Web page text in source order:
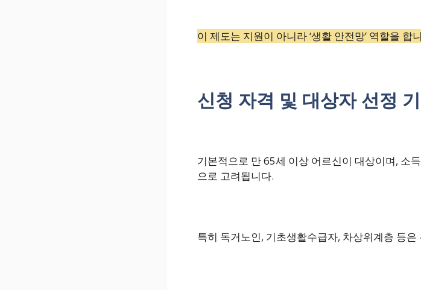
이 제도는 지원이 아니라 ‘생활 안전망’ 역할을 합
신청 자격 및 대상자 선정
기본적으로 만 65세 이상 어르신이 대상이며, 소
으로 고려됩니다.
특히 독거노인, 기초생활수급자, 차상위계층 등